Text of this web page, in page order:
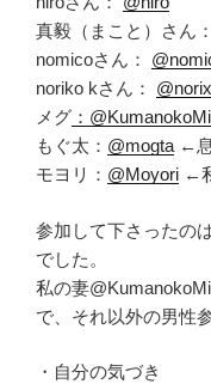
真毅（まこと）さん：
nomicoさん：
noriko kさん：
メグ ：
もぐ太： @mogta ←
モヨリ： @Moyori ←
参加して下さったの
でした。
私の妻
で、それ以外の男性
・自分の気づき